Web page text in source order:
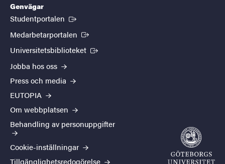
Genvägar
Studentportalen (Extern länk)
Medarbetarportalen (Extern länk)
Universitetsbiblioteket (Extern länk)
Jobba hos oss
Press och media
EUTOPIA
Om webbplatsen
Behandling av personuppgifter
Cookie-inställningar
Tillgänglighetsredogörelse